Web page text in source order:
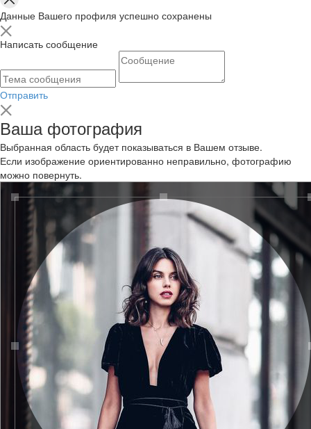
Данные Вашего профиля успешно сохранены
Написать сообщение
Отправить
Ваша фотография
Выбранная область будет показываться в Вашем отзыве.
Если изображение ориентированно неправильно, фотографию
можно повернуть.